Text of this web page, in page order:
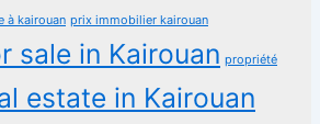
à kairouan prix immobilier kairouan
sale in Kairouan propriété
estate in Kairouan